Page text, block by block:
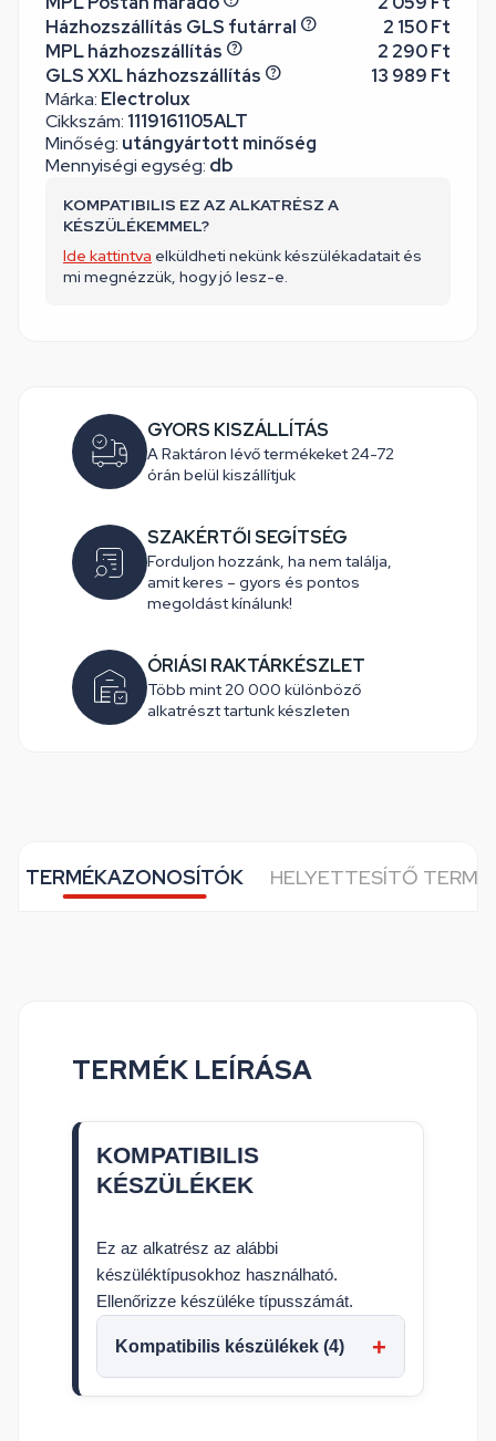
Márka: Electrolux
Cikkszám: 1119161105ALT
Minőség: utángyártott minőség
Mennyiségi egység: db
Házhozszállítás GLS futárral
2 150 Ft
MPL házhozszállítás
2 290 Ft
GLS XXL házhozszállítás
13 989 Ft
KOMPATIBILIS EZ AZ ALKATRÉSZ A
KÉSZÜLÉKEMMEL?
Ide kattintva elküldheti nekünk készülékadatait és
mi megnézzük, hogy jó lesz-e.
GYORS KISZÁLLÍTÁS
A Raktáron lévő termékeket 24-72
órán belül kiszállítjuk
SZAKÉRTŐI SEGÍTSÉG
Forduljon hozzánk, ha nem találja,
amit keres – gyors és pontos
megoldást kínálunk!
ÓRIÁSI RAKTÁRKÉSZLET
Több mint 20 000 különböző
alkatrészt tartunk készleten
TERMÉKAZONOSÍTÓK HELYETTESÍTŐ
TERMÉK LEÍRÁSA
KOMPATIBILIS
KÉSZÜLÉKEK
Ez az alkatrész az alábbi
készüléktípusokhoz használható.
Ellenőrizze készüléke típusszámát.
Kompatibilis készülékek (4)